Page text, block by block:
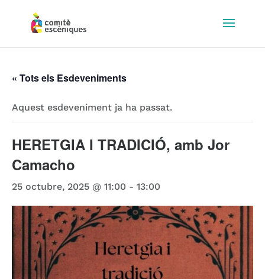
« Tots els Esdeveniments
Aquest esdeveniment ja ha passat.
HERETGIA I TRADICIÓ, amb Jor
Camacho
25 octubre, 2025 @ 11:00 - 13:00